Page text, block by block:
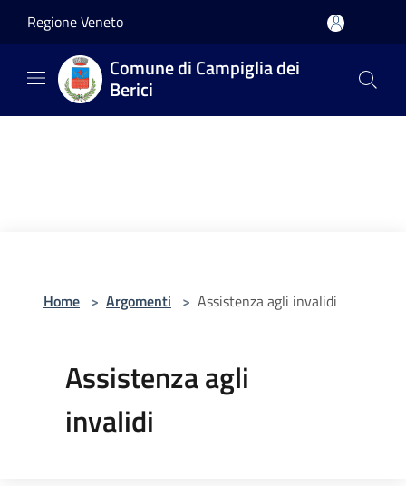
Regione Veneto
Comune di Campiglia dei
Berici
Home > Argomenti > Assistenza agli invalidi
Assistenza agli
invalidi